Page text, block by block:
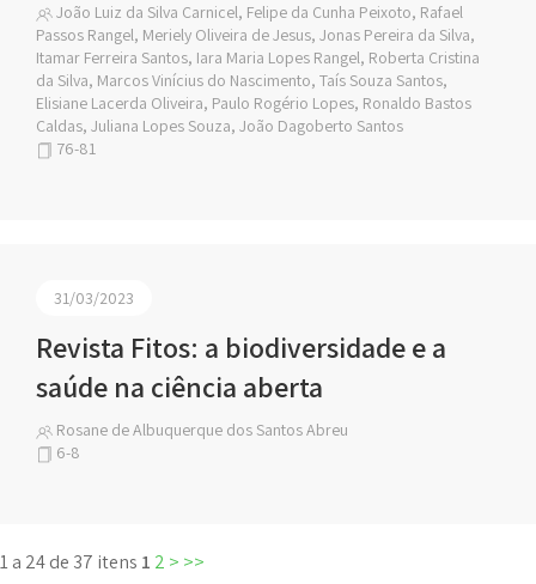
João Luiz da Silva Carnicel, Felipe da Cunha Peixoto, Rafael
Passos Rangel, Meriely Oliveira de Jesus, Jonas Pereira da Silva,
Itamar Ferreira Santos, Iara Maria Lopes Rangel, Roberta Cristina
da Silva, Marcos Vinícius do Nascimento, Taís Souza Santos,
Elisiane Lacerda Oliveira, Paulo Rogério Lopes, Ronaldo Bastos
Caldas, Juliana Lopes Souza, João Dagoberto Santos
76-81
31/03/2023
Revista Fitos: a biodiversidade e a
saúde na ciência aberta
Rosane de Albuquerque dos Santos Abreu
6-8
1 a 24 de 37 itens 1 2 > >>